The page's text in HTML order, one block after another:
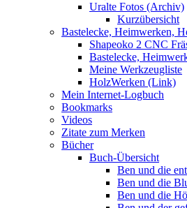
Uralte Fotos (Archiv)
Kurzübersicht
Bastelecke, Heimwerken,
Shapeoko 2 CNC
Bastelecke,
Meine Werkzeugliste
HolzWerken (Link)
Mein Internet-Logbuch
Bookmarks
Videos
Zitate zum Merken
Bücher
Buch-Übersicht
Ben und die
Ben und die
Ben und die